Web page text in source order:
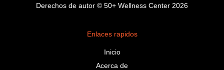
Derechos de autor © 50+ Wellness Center 2026
Enlaces rapidos
Inicio
Acerca de